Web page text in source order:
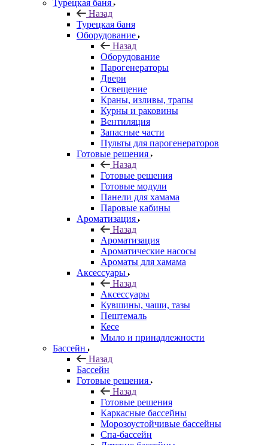
Турецкая баня
Назад
Турецкая баня
Оборудование
Назад
Оборудование
Парогенераторы
Двери
Освещение
Краны, изливы, трапы
Курны и раковины
Вентиляция
Запасные части
Пульты для парогенераторов
Готовые решения
Назад
Готовые решения
Готовые модули
Панели для хамама
Паровые кабины
Ароматизация
Назад
Ароматизация
Ароматические насосы
Ароматы для хамама
Аксессуары
Назад
Аксессуары
Кувшины, чаши, тазы
Пештемаль
Кесе
Мыло и принадлежности
Бассейн
Назад
Бассейн
Готовые решения
Назад
Готовые решения
Каркасные бассейны
Морозоустойчивые бассейны
Спа-бассейн